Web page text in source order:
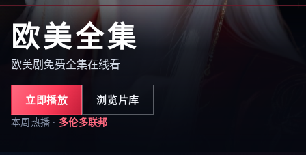
欧美全集
欧美剧免费全集在线看
立即播放 浏览片库
本周热播 · 多伦多联邦